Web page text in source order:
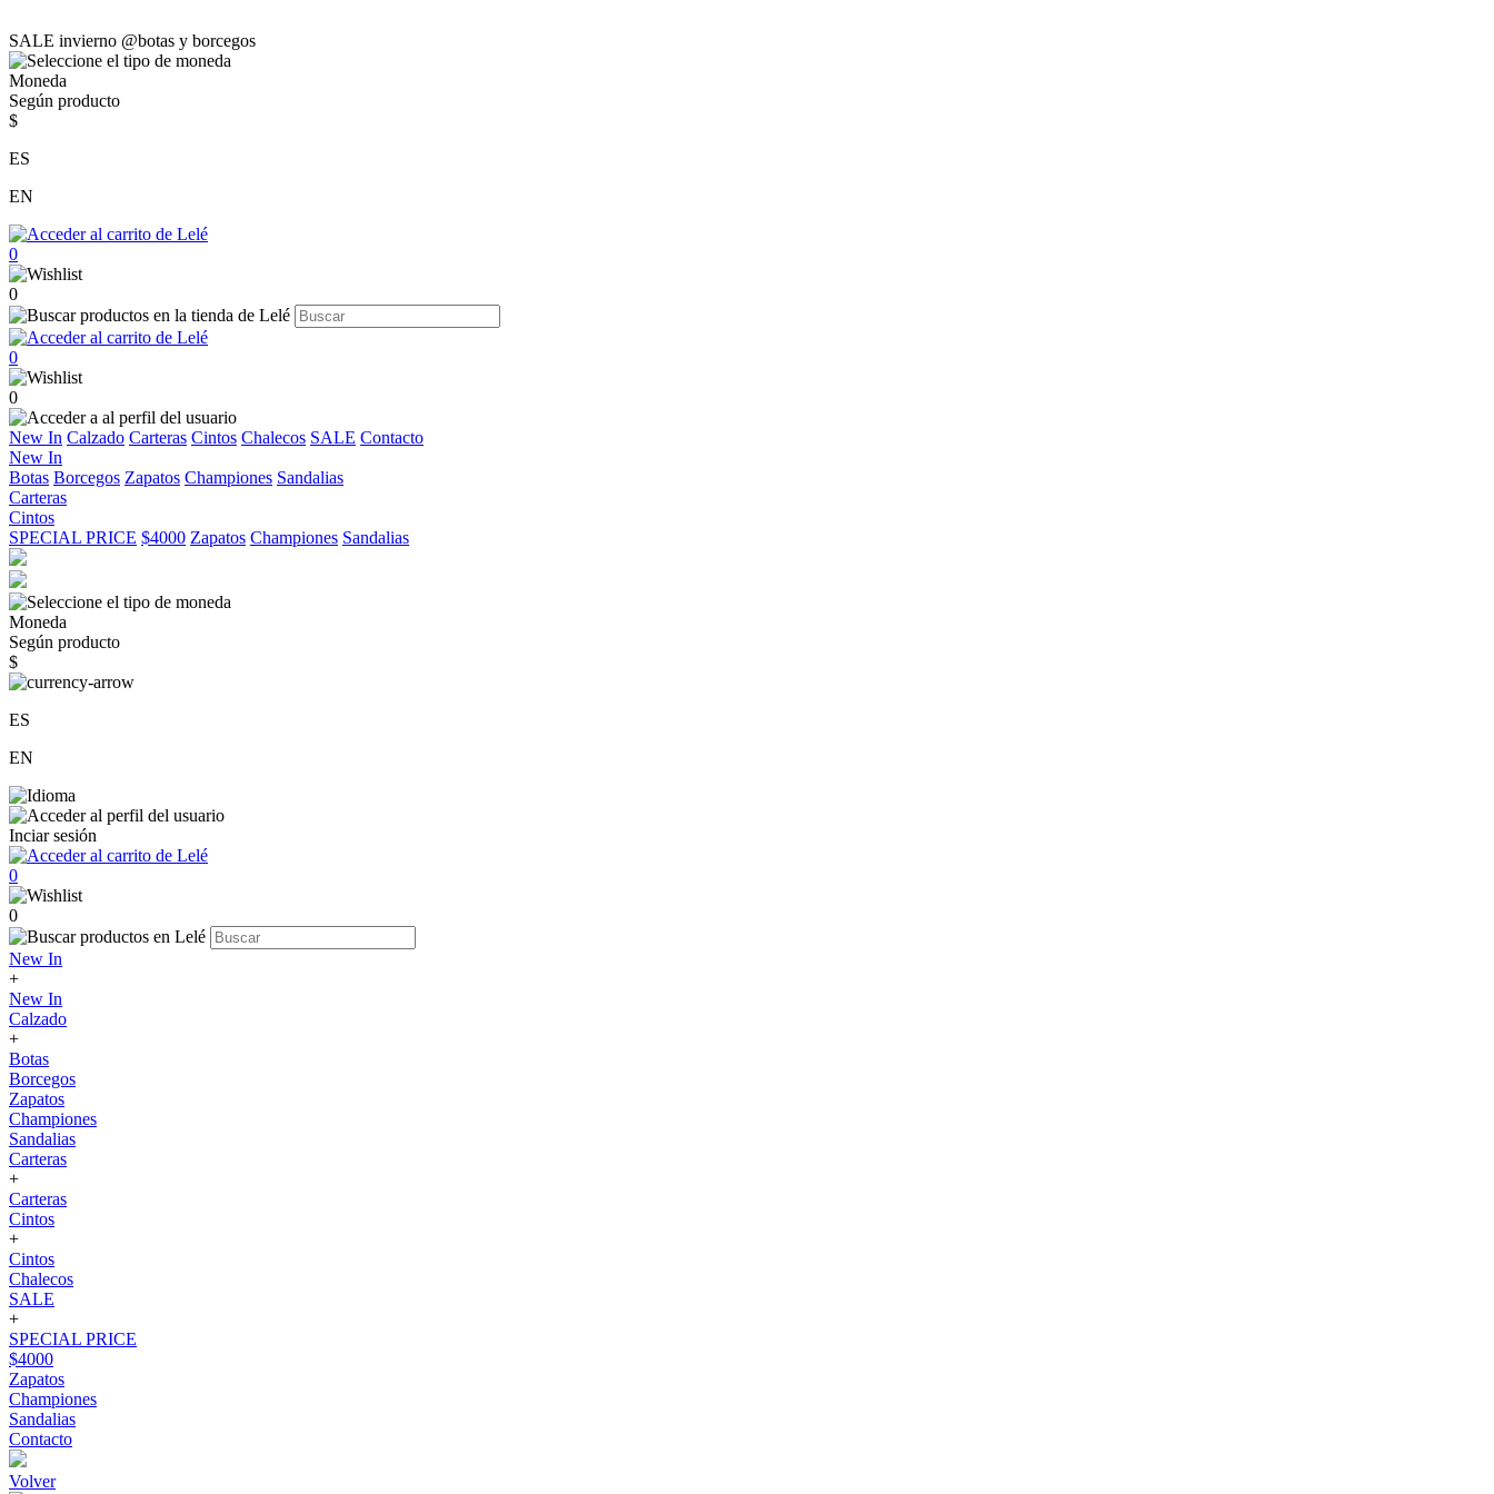
SALE invierno @botas y borcegos
Moneda
Según producto
$
ES
EN
0
0
0
0
New In Calzado Carteras Cintos Chalecos SALE Contacto
New In
Botas Borcegos Zapatos Championes Sandalias
Carteras
Cintos
SPECIAL PRICE $4000 Zapatos Championes Sandalias
Moneda
Según producto
$
ES
EN
Inciar sesión
0
0
New In
+
New In
Calzado
+
Botas
Borcegos
Zapatos
Championes
Sandalias
Carteras
+
Carteras
Cintos
+
Cintos
Chalecos
SALE
+
SPECIAL PRICE
$4000
Zapatos
Championes
Sandalias
Contacto
Volver